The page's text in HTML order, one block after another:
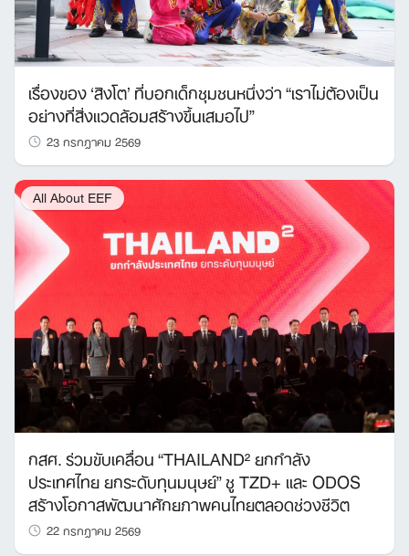
เรื่องของ ‘สิงโต’ ที่บอกเด็กชุมชนหนึ่งว่า “เราไม่ต้องเป็น
อย่างที่สิ่งแวดล้อมสร้างขึ้นเสมอไป”
23 กรกฎาคม 2569
All About EEF
กสศ. ร่วมขับเคลื่อน “THAILAND² ยกกำลัง
ประเทศไทย ยกระดับทุนมนุษย์” ชู TZD+ และ ODOS
สร้างโอกาสพัฒนาศักยภาพคนไทยตลอดช่วงชีวิต
22 กรกฎาคม 2569